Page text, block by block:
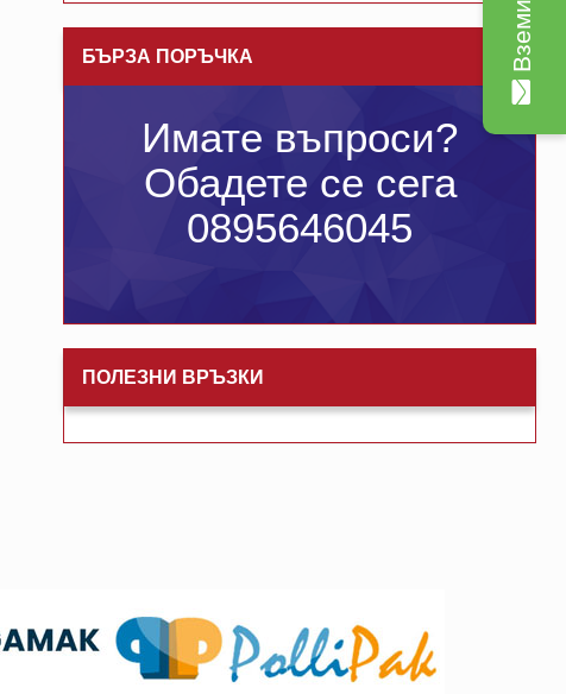
БЪРЗА ПОРЪЧКА
Имате въпроси?
Обадете се сега
0895646045
ПОЛЕЗНИ ВРЪЗКИ